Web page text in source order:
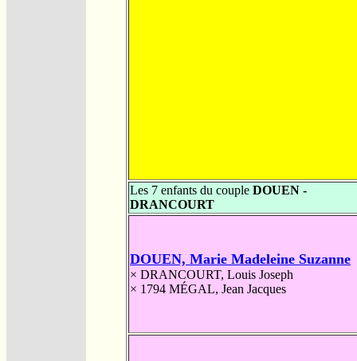
Les 7 enfants du couple DOUEN -
DRANCOURT
DOUEN, Marie Madeleine Suzanne
× DRANCOURT, Louis Joseph
× 1794 MÉGAL, Jean Jacques